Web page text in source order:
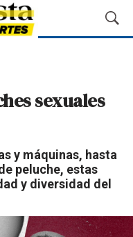
M
o
s
d
a
sexuales
y máquinas, hasta
peluche, estas
y diversidad del